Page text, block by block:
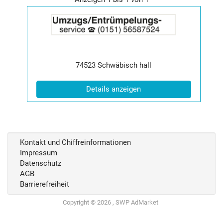
der
Anzeige
|
Postleitzahl:
74523 Ort:
Schwäbisch hall
Details anzeigen(ID: 2063450)
Kontakt und Chiffreinformationen
Impressum
Datenschutz
AGB
Barrierefreiheit
Copyright © 2026 , SWP AdMarket